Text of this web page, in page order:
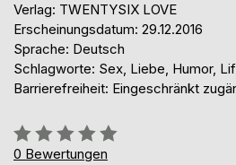
Verlag: TWENTYSIX LOVE
Erscheinungsdatum: 29.12.2016
Sprache: Deutsch
Schlagworte: Sex, Liebe, Humor,
Barrierefreiheit: Eingeschränkt
Bewertung::
0%
0 Bewertungen